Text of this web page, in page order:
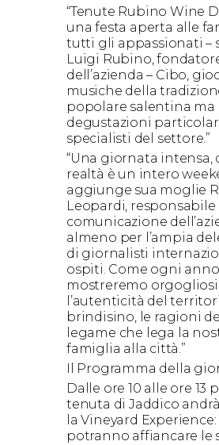
“Tenute Rubino Wine
una festa aperta alle
tutti gli appassionati –
Luigi Rubino,
dell’azienda – Cibo,
musiche della
popolare salentina ma
degustazioni
specialisti del settore.”
“Una giornata intensa,
realtà è un intero
aggiunge sua moglie
Leopardi, responsabile
comunicazione
almeno per l’ampia
di giornalisti
ospiti. Come ogni anno
mostreremo orgogliosi
l’autenticità del
brindisino, le ragioni
legame che lega la
famiglia alla città.”
Il Programma della
Dalle ore 10 alle ore 13
tenuta di Jaddico
la Vineyard
potranno affiancare le